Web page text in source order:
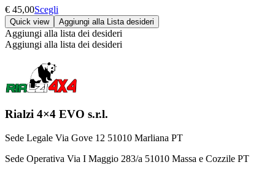
€ 45,00Scegli
prodotto
ha
più
possono
scelte
nella
del
Quick view Aggiungi alla Lista desideri
Aggiungi alla lista dei desideri
Aggiungi alla lista dei desideri
Rialzi 4×4 EVO s.r.l.
Sede Legale Via Gove 12 51010 Marliana PT
Sede Operativa Via I Maggio 283/a 51010 Massa e Cozzile PT